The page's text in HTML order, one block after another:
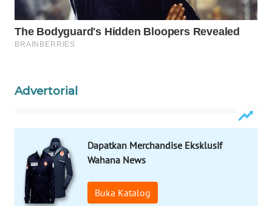
Advertorial
Dapatkan Merchandise Eksklusif
Wahana News
Buka Katalog
WAHANA
KONSUMEN
WAHANA
TV
WAHANANEWS